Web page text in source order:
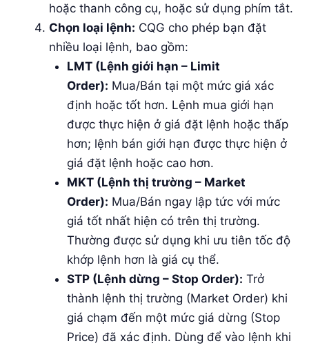
hoặc thanh công cụ, hoặc sử dụng phím tắt.
Chọn loại lệnh: CQG cho phép bạn đặt
nhiều loại lệnh, bao gồm:
LMT (Lệnh giới hạn – Limit
Order): Mua/Bán tại một mức giá xác
định hoặc tốt hơn. Lệnh mua giới hạn
được thực hiện ở giá đặt lệnh hoặc thấp
hơn; lệnh bán giới hạn được thực hiện ở
giá đặt lệnh hoặc cao hơn.
MKT (Lệnh thị trường – Market
Order): Mua/Bán ngay lập tức với mức
giá tốt nhất hiện có trên thị trường.
Thường được sử dụng khi ưu tiên tốc độ
khớp lệnh hơn là giá cụ thể.
STP (Lệnh dừng – Stop Order): Trở
thành lệnh thị trường (Market Order) khi
giá chạm đến một mức giá dừng (Stop
Price) đã xác định. Dùng để vào lệnh khi